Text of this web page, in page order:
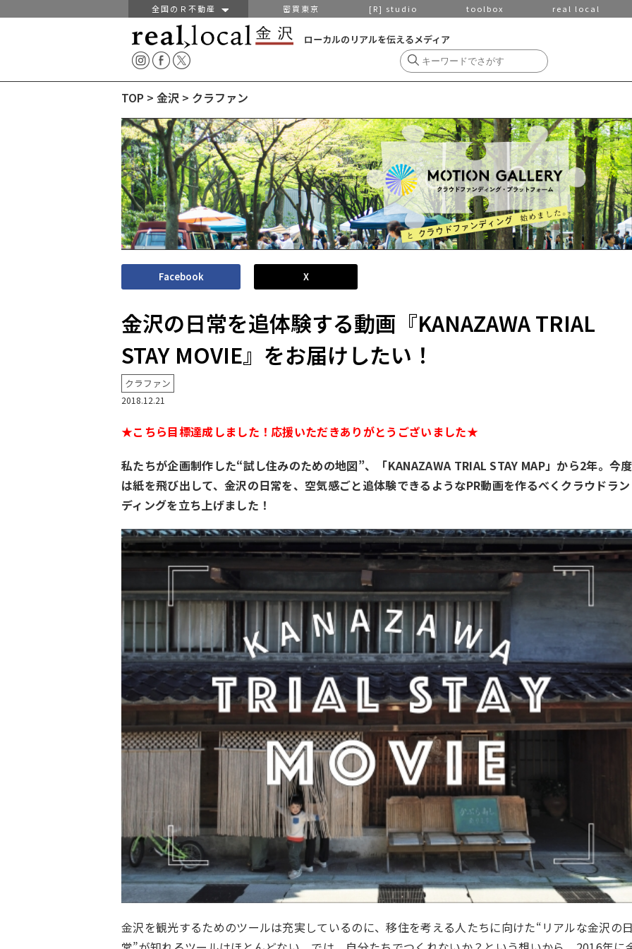
全国のＲ不動産 密買東京 [R] studio toolbox real local
ローカルのリアルを伝えるメディア
TOP > 金沢 > クラファン
Facebook X
金沢の日常を追体験する動画『KANAZAWA TRIAL
STAY MOVIE』をお届けしたい！
クラファン
2018.12.21
★こちら目標達成しました！応援いただきありがとうございました★
私たちが企画制作した“試し住みのための地図”、「KANAZAWA TRIAL STAY MAP」から2年。今度
は紙を飛び出して、金沢の日常を、空気感ごと追体験できるようなPR動画を作るべくクラウドラン
ディングを立ち上げました！
金沢を観光するためのツールは充実しているのに、移住を考える人たちに向けた“リアルな金沢の